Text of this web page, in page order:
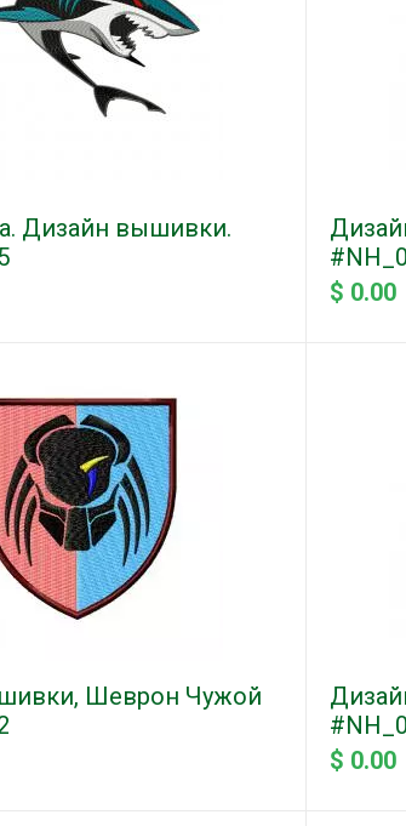
Дизайн вышивки.
$ 0.00
Шеврон Чужой
$ 0.00